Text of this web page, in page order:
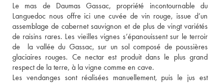
Le mas de Daumas Gassac, propriété incontournable du
Languedoc nous offre ici une cuvée de vin rouge, issue d’un
assemblage de cabernet sauvignon et de plus de vingt variétés
de raisins rares. Les vieilles vignes s’épanouissent sur le terroir
de  la vallée du Gassac, sur un sol composé de poussières
glaciaires rouges. Ce nectar est produit dans le plus grand
respect de la terre, à la vigne comme en cave.
Les vendanges sont réalisées manuellement, puis le jus est